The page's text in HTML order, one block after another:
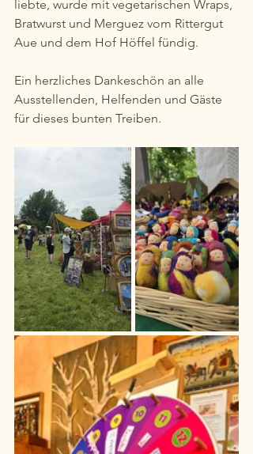
liebte, wurde mit vegetarischen Wraps,
Bratwurst und Merguez vom Rittergut
Aue und dem Hof Höffel fündig.
Ein herzliches Dankeschön an alle
Ausstellenden, Helfenden und Gäste
für dieses bunten Treiben.